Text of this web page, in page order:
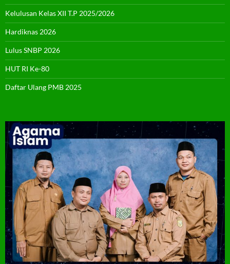
Kelulusan Kelas XII T.P 2025/2026
Hardiknas 2026
Lulus SNBP 2026
HUT RI Ke-80
Daftar Ulang PMB 2025